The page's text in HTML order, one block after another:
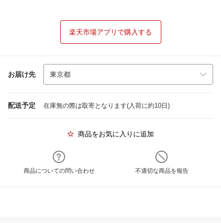
楽天市場アプリで購入する
お届け先
配送予定 在庫無の際は取寄となります(入荷に約10日)
商品をお気に入りに追加
商品についての問い合わせ 不適切な商品を報告